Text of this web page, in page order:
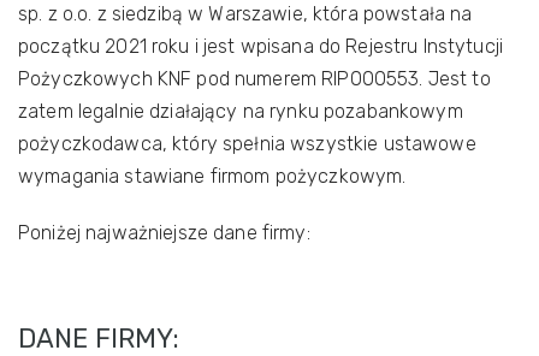
sp. z o.o. z siedzibą w Warszawie, która powstała na
początku 2021 roku i jest wpisana do Rejestru Instytucji
Pożyczkowych KNF pod numerem RIP000553. Jest to
zatem legalnie działający na rynku pozabankowym
pożyczkodawca, który spełnia wszystkie ustawowe
wymagania stawiane firmom pożyczkowym.
Poniżej najważniejsze dane firmy:
DANE FIRMY: